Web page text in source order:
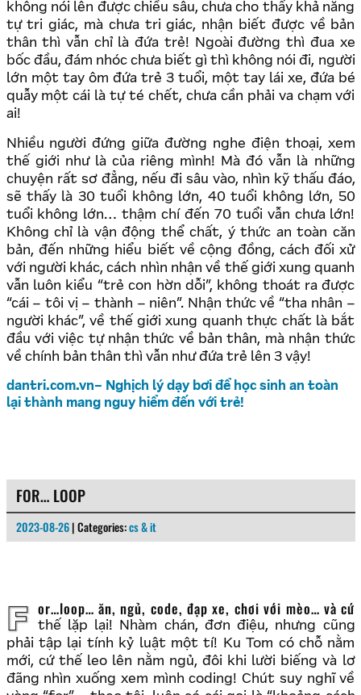
không nói lên được chiều sâu, chưa cho thấy khả năng
tự tri giác, mà chưa tri giác, nhận biết được về bản
thân thì vẫn chỉ là đứa trẻ! Ngoài đường thì đua xe
bốc đầu, đám nhóc chưa biết gì thì không nói đi, người
lớn một tay ôm đứa trẻ 3 tuổi, một tay lái xe, đứa bé
quẫy một cái là tự té chết, chưa cần phải va chạm với
ai!
Nhiều người đứng giữa đường nghe điện thoại, xem
thế giới như là của riêng mình! Mà đó vẫn là những
chuyện rất sơ đẳng, nếu đi sâu vào, nhìn kỹ thấu đáo,
sẽ thấy là 30 tuổi không lớn, 40 tuổi không lớn, 50
tuổi không lớn… thậm chí đến 70 tuổi vẫn chưa lớn!
Không chỉ là vận động thể chất, ý thức an toàn căn
bản, đến những hiểu biết về cộng đồng, cách đối xử
với người khác, cách nhìn nhận về thế giới xung quanh
vẫn luôn kiểu “trẻ con hờn dỗi”, không thoát ra được
“cái – tôi vị – thành – niên”. Nhận thức về “tha nhân –
người khác”, về thế giới xung quanh thực chất là bắt
đầu với việc tự nhận thức về bản thân, mà nhận thức
về chính bản thân thì vẫn như đứa trẻ lên 3 vậy!
dantri.com.vn– Nghịch lý dạy bơi để học sinh an toàn
lại thành mang nguy hiểm đến với trẻ!
FOR… LOOP
2023-08-26 | Categories:cs & it
For…loop… ăn, ngủ, code, đạp xe, chơi với mèo… và cứ
thế lặp lại! Nhàm chán, đơn điệu, nhưng cũng
phải tập lại tính kỷ luật một tí! Ku Tom có chỗ nằm
mới, cứ thế leo lên nằm ngủ, đôi khi lười biếng và lơ
đãng nhìn xuống xem mình coding! Chút suy nghĩ về